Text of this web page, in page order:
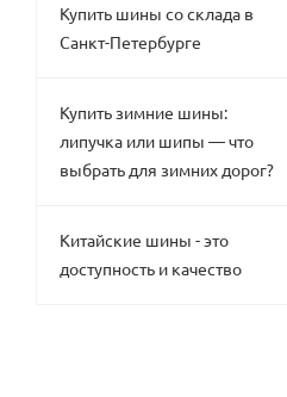
Купить шины со склада в
Санкт-Петербурге
Купить зимние шины:
липучка или шипы — что
выбрать для зимних дорог?
Китайские шины - это
доступность и качество